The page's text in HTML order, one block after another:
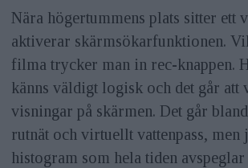
Nära högertummens plats sitter ett
aktiverar skärmsökarfunktionen.
filma trycker man in rec-knappen.
känns väldigt logisk och det går
visningar på skärmen. Det går
rutnät och virtuellt vattenpass, men
histogram som hela tiden